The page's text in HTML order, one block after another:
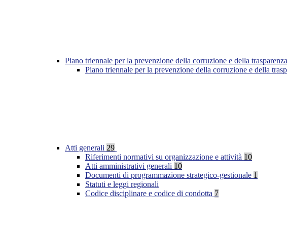
Piano triennale per la prevenzione della corruzione e della trasparenza
Piano triennale per la prevenzione della corruzione e della
Atti generali 29
Riferimenti normativi su organizzazione e attività 10
Atti amministrativi generali 10
Documenti di programmazione strategico-gestionale 1
Statuti e leggi regionali
Codice disciplinare e codice di condotta 7